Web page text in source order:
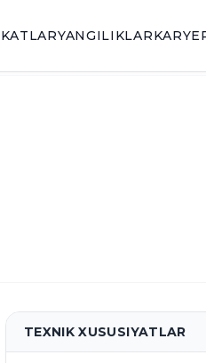
YANGILIKLAR
TEXNIK XUSUSIYATLAR